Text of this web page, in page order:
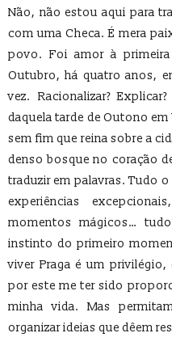
Não, não estou aqui para
com uma Checa. É mera
povo. Foi amor à
Outubro, há quatro anos,
vez. Racionalizar?
daquela tarde de Outono
sem fim que reina sobre a
denso bosque no coração
traduzir em palavras. Tudo
experiências
momentos mágicos…
instinto do primeiro
viver Praga é um
por este me ter sido
minha vida. Mas
organizar ideias que dêem